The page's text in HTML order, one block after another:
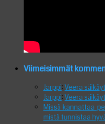
Viimeisimmät
Jarppi: Veera
Jarppi: Veera
Missä kannattaa
mistä tunnistaa